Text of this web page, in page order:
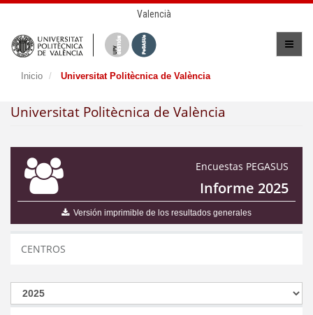
Valencià
Inicio Universitat Politècnica de València
Universitat Politècnica de València
Encuestas PEGASUS
Informe 2025
Versión imprimible de los resultados generales
CENTROS